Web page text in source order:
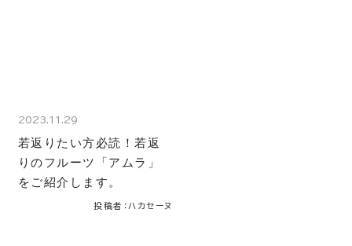
2023.11.29
若返りたい方必読！若返
りのフルーツ「アムラ」
をご紹介します。
投稿者：ハカセーヌ